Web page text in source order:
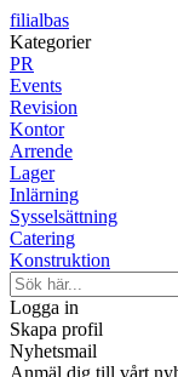
filialbas
Kategorier
PR
Events
Revision
Kontor
Arrende
Lager
Inlärning
Sysselsättning
Catering
Konstruktion
Logga in
Skapa profil
Nyhetsmail
Anmäl dig till vårt